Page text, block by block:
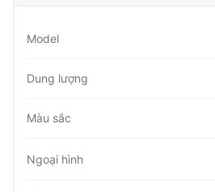
Model
Dung lượng
Màu sắc
Ngoại hình